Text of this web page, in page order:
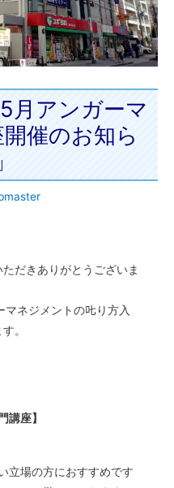
月アンガーマ
催のお知ら
だきありがとうございま
ネジメントの𠮟り方入
。
講座】
立場の方におすすめです